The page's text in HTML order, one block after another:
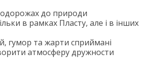
до природи
в рамках Пласту, але і в інших
гумор та жарти сприймані
атмосферу дружности